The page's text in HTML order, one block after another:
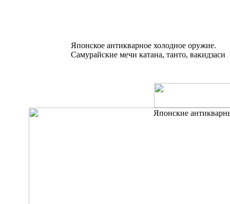
Японское антикварное холодное оружие.
Самурайские мечи катана, танто, вакидзаси